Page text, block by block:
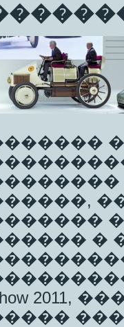
�
�
2011,